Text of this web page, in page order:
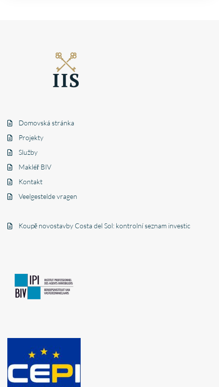
Domovská stránka
Projekty
Služby
Makléř BIV
Kontakt
Veelgestelde vragen
Koupě novostavby Costa del Sol: kontrolní seznam investic